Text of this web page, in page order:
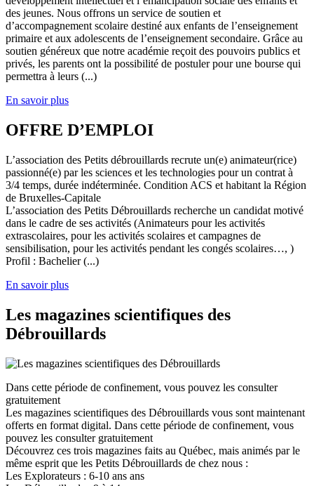
des jeunes. Nous offrons un service de soutien et
d’accompagnement scolaire destiné aux enfants de l’enseignement
primaire et aux adolescents de l’enseignement secondaire. Grâce au
soutien généreux que notre académie reçoit des pouvoirs publics et
privés, les parents ont la possibilité de postuler pour une bourse qui
permettra à leurs (...)
En savoir plus
OFFRE D’EMPLOI
L’association des Petits débrouillards recrute un(e) animateur(rice)
passionné(e) par les sciences et les technologies pour un contrat à
3/4 temps, durée indéterminée. Condition ACS et habitant la Région
de Bruxelles-Capitale
L’association des Petits Débrouillards recherche un candidat motivé
dans le cadre de ses activités (Animateurs pour les activités
extrascolaires, pour les activités scolaires et campagnes de
sensibilisation, pour les activités pendant les congés scolaires…, )
Profil : Bachelier (...)
En savoir plus
Les magazines scientifiques des
Débrouillards
Dans cette période de confinement, vous pouvez les consulter
gratuitement
Les magazines scientifiques des Débrouillards vous sont maintenant
offerts en format digital. Dans cette période de confinement, vous
pouvez les consulter gratuitement
Découvrez ces trois magazines faits au Québec, mais animés par le
même esprit que les Petits Débrouillards de chez nous :
Les Explorateurs : 6-10 ans ans